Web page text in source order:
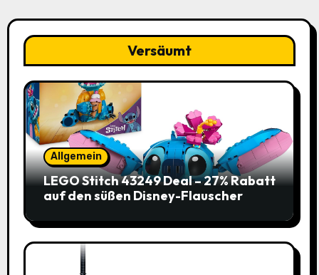
Versäumt
Allgemein
LEGO Stitch 43249 Deal – 27% Rabatt
auf den süßen Disney-Flauscher